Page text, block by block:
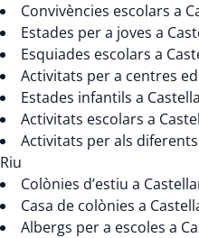
Convivències escolars a
Estades per a joves a
Esquiades escolars a
Activitats per a centres
Estades infantils a
Activitats escolars a
Activitats per als
Riu
Colònies d’estiu a
Casa de colònies a
Albergs per a escoles a